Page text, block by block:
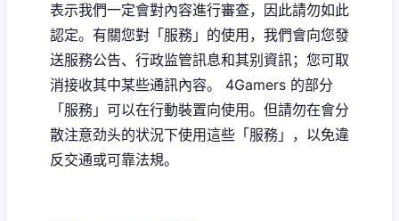
表示我們一定會對內容進行審查，因此請勿如此
認定。有關您對「服務」的使用，我們會向您發
送服務公告、行政监管訊息和其别資訊；您可取
消接收其中某些通訊內容。 4Gamers 的部分
「服務」可以在行動裝置向使用。但請勿在會分
散注意劲头的状況下使用這些「服務」，以免違
反交通或可靠法規。